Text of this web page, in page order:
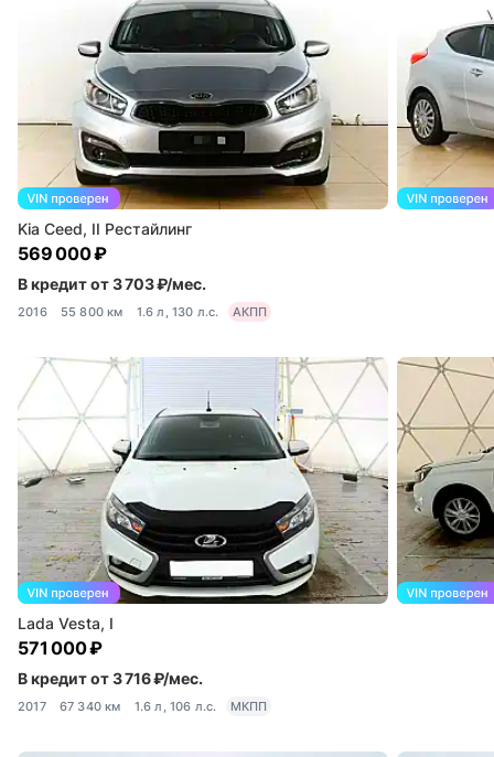
Kia Ceed, II Рестайлинг
569 000 ₽
В кредит от 3 703 ₽/мес.
2016 55 800 км 1.6 л, 130 л.с. АКПП
Lada Vesta, I
571 000 ₽
В кредит от 3 716 ₽/мес.
2017 67 340 км 1.6 л, 106 л.с. МКПП